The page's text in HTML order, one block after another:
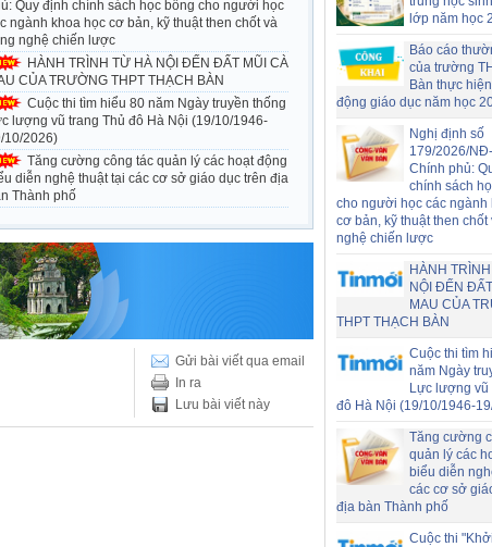
Quy định chính sách học bổng cho người học
ngành khoa học cơ bản, kỹ thuật then chốt và
nghệ chiến lược
HÀNH TRÌNH TỪ HÀ NỘI ĐẾN ĐẤT MŨI CÀ
CỦA TRƯỜNG THPT THẠCH BÀN
Cuộc thi tìm hiểu 80 năm Ngày truyền thống
lượng vũ trang Thủ đô Hà Nội (19/10/1946-
10/2026)
Tăng cường công tác quản lý các hoạt động
diễn nghệ thuật tại các cơ sở giáo dục trên địa
Thành phố
Gửi bài viết qua email
In ra
Lưu bài viết này
lớp năm học
Báo cáo
của trường
Bàn thực
động giáo dục năm học
Nghị định số
179/2026/
Chính phủ:
chính sách
cho người học các ngành
cơ bản, kỹ thuật then chốt
nghệ chiến lược
HÀNH
NỘI ĐẾN
MAU CỦA
THPT THẠCH BÀN
Cuộc thi tìm
năm Ngày
Lực lượng vũ
đô Hà Nội (19/10/1946-
Tăng cường
quản lý các
biểu diễn
các cơ sở
địa bàn Thành phố
Cuộc thi